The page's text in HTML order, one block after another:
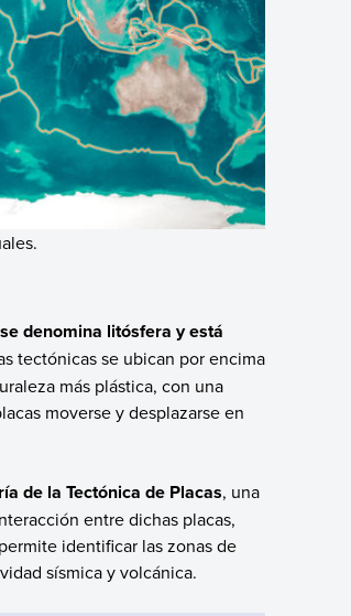
denomina litósfera y está
tectónicas se ubican por encima
más plástica, con una
moverse y desplazarse en
de la Tectónica de Placas, una
entre dichas placas,
identificar las zonas de
sísmica y volcánica.